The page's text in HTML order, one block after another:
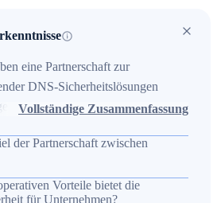
eine Partnerschaft zur
DNS-Sicherheitslösungen
Unternehmensumfeld
IT- und
zu integrieren, um Angriffsflächen
zu erhöhen.
Vollständige Zusammenfassung
der Partnerschaft zwischen
Vorteile bietet die
für Unternehmen?